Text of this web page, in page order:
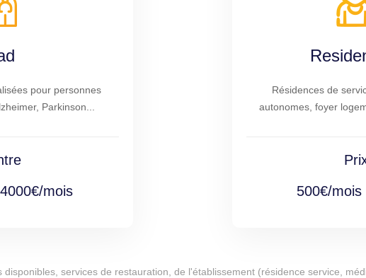
pour personnes
Parkinson...
mois
Résidences de
autonomes, foyer
500€/
services de restauration, de l'établissement (résidence service,